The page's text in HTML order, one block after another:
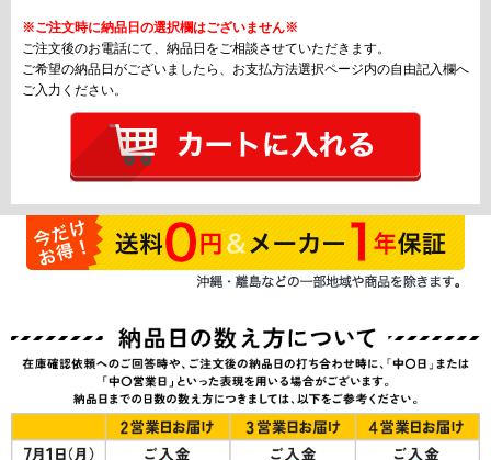
※ご注文時に納品日の選択欄はございません※
ご注文後のお電話にて、納品日をご相談させていただきます。
ご希望の納品日がございましたら、お支払方法選択ページ内の自由記入欄へ
ご入力ください。